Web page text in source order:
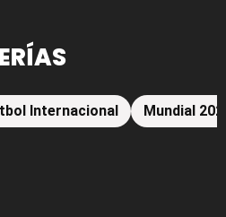
Internacional Mundial